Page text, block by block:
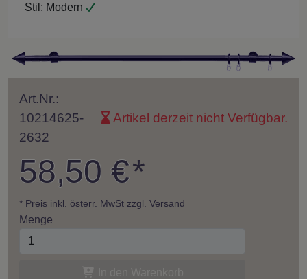
Stil: Modern
Art.Nr.:
10214625-
2632
Artikel derzeit nicht Verfügbar.
58,50 €*
* Preis inkl. österr. MwSt zzgl. Versand
Menge